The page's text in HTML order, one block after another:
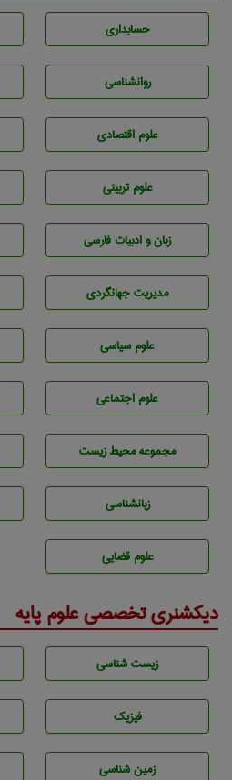
حسابداری
روانشناسی
علوم اقتصادی
علوم تربيتی
زبان و ادبيات فارسی
مديريت جهانگردی
علوم سياسی
علوم اجتماعی
مجموعه محيط زيست
زبانشناسی
علوم قضایی
دیکشنری تخصصی علوم پایه
زيست شناسی
فیزیک
زمين شناسی